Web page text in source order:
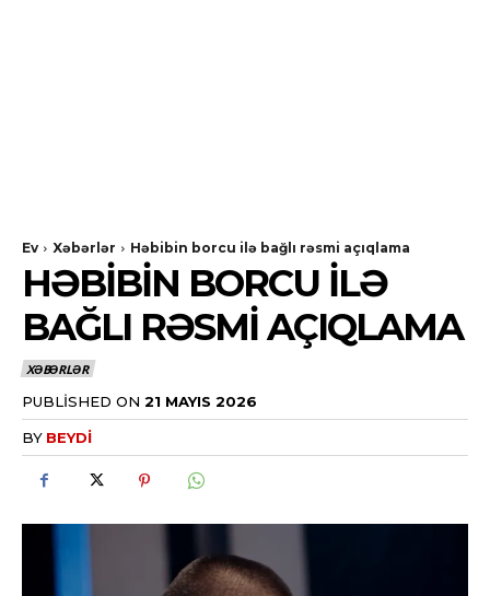
Ev Xəbərlər Həbibin borcu ilə bağlı rəsmi açıqlama
HƏBIBIN BORCU ILƏ
BAĞLI RƏSMI AÇIQLAMA
XƏBƏRLƏR
PUBLISHED ON 21 MAYIS 2026
BY BEYDI